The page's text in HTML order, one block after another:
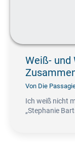
Weiß- und
Von Die
Ich weiß nicht
„Stephanie